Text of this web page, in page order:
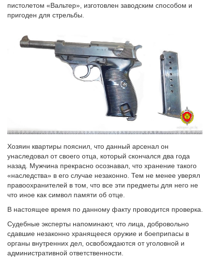
пистолетом «Вальтер», изготовлен заводским способом и
пригоден для стрельбы.
Хозяин квартиры пояснил, что данный арсенал он
унаследовал от своего отца, который скончался два года
назад. Мужчина прекрасно осознавал, что хранение такого
«наследства» в его случае незаконно. Тем не менее уверял
правоохранителей в том, что все эти предметы для него не
что иное как символ памяти об отце.
В настоящее время по данному факту проводится проверка.
Судебные эксперты напоминают, что лица, добровольно
сдавшие незаконно хранящееся оружие и боеприпасы в
органы внутренних дел, освобождаются от уголовной и
административной ответственности.